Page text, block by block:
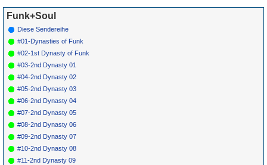
Für Axel's Songstories:
Grün = fertig produzierte Sendung (=abgeschlossen)
Grün! = besonders interessante Sendung (=nicht versäumen)
Gelb = ist derzeit in Bearbeitung
Blau = Beschreibungstext (keine Sendung)
Funk+Soul
Diese Sendereihe
#01-Dynasties of Funk
#02-1st Dynasty of Funk
#03-2nd Dynasty 01
#04-2nd Dynasty 02
#05-2nd Dynasty 03
#06-2nd Dynasty 04
#07-2nd Dynasty 05
#08-2nd Dynasty 06
#09-2nd Dynasty 07
#10-2nd Dynasty 08
#11-2nd Dynasty 09